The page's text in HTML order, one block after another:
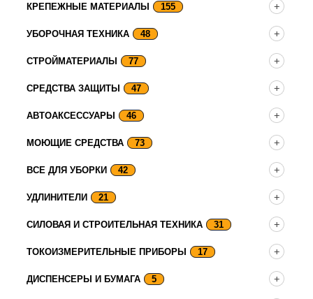
КРЕПЕЖНЫЕ МАТЕРИАЛЫ 155
УБОРОЧНАЯ ТЕХНИКА 48
СТРОЙМАТЕРИАЛЫ 77
СРЕДСТВА ЗАЩИТЫ 47
АВТОАКСЕССУАРЫ 46
МОЮЩИЕ СРЕДСТВА 73
ВСЕ ДЛЯ УБОРКИ 42
УДЛИНИТЕЛИ 21
СИЛОВАЯ И СТРОИТЕЛЬНАЯ ТЕХНИКА 31
ТОКОИЗМЕРИТЕЛЬНЫЕ ПРИБОРЫ 17
ДИСПЕНСЕРЫ И БУМАГА 5